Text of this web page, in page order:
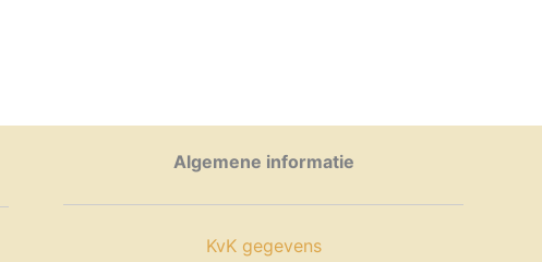
Algemene informatie
KvK gegevens